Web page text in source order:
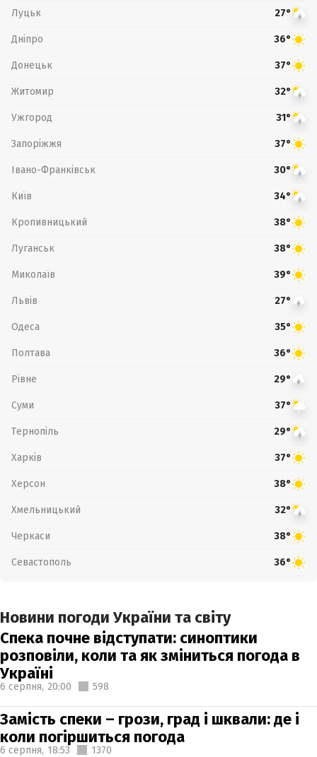
Луцьк 27°
Дніпро 36°
Донецьк 37°
Житомир 32°
Ужгород 31°
Запоріжжя 37°
Івано-Франківськ 30°
Київ 34°
Кропивницький 38°
Луганськ 38°
Миколаїв 39°
Львів 27°
Одеса 35°
Полтава 36°
Рівне 29°
Суми 37°
Тернопіль 29°
Харків 37°
Херсон 38°
Хмельницький 32°
Черкаси 38°
Севастополь 36°
Новини погоди України та світу
Спека почне відступати: синоптики
розповіли, коли та як зміниться погода в
Україні
6 серпня, 20:00 598
Замість спеки – грози, град і шквали: де і
коли погіршиться погода
6 серпня, 18:53 1370